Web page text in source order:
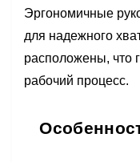
Эргономичные
для надежного
расположены, что
рабочий процесс.